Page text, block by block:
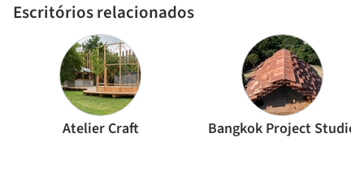
Escritórios relacionados
Atelier Craft Bangkok Project Studio